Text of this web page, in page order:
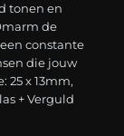
tonen en
de
constante
die jouw
25 x 13mm,
+ Verguld